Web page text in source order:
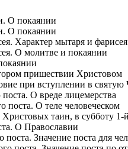
О покаянии
О покаянии
Характер мытаря и фарисея
О молитве и покаянии
пришествии Христовом
при вступлении в святую
О вреде лицемерства
поста. О теле человеческом
таин, в субботу 1-
О Православии
Значение поста для